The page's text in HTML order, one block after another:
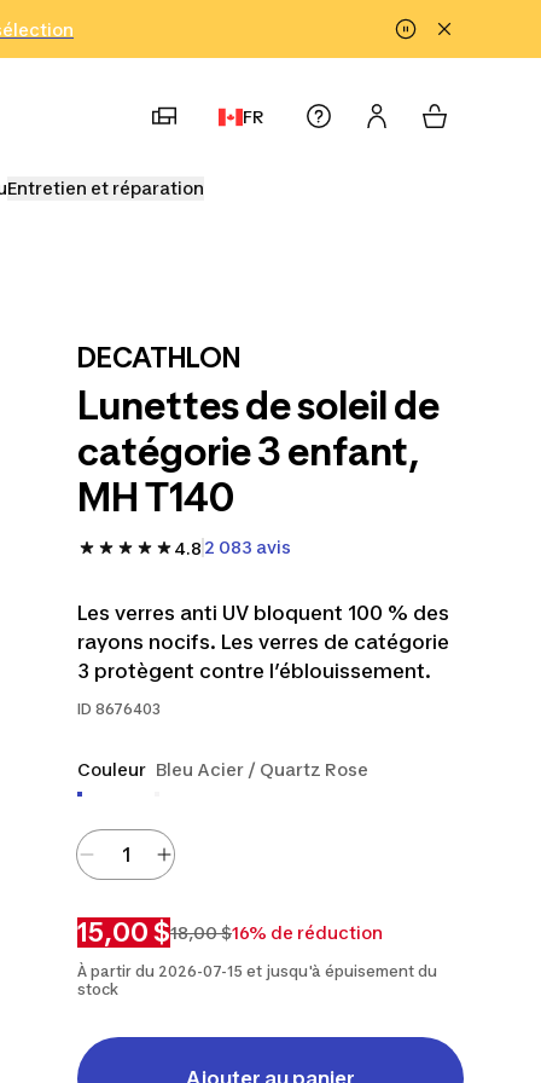
FR
Entretien et réparation
DECATHLON
Lunettes de soleil de
catégorie 3 enfant,
MH T140
4.8 2 083 avis
Les verres anti UV bloquent 100 % des
rayons nocifs. Les verres de catégorie
3 protègent contre l’éblouissement.
ID 8676403
Couleur Bleu Acier / Quartz Rose
15,00 $18,00 $16% de réduction
À partir du 2026-07-15 et jusqu'à épuisement du
stock
Ajouter au panier